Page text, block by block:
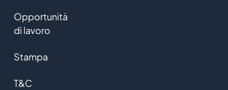
Opportunità
di lavoro
Stampa
T&C